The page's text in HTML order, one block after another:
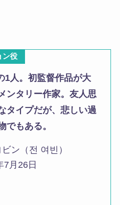
ン役
人。初監督作品が大
ンタリー作家。友人思
タイプだが、悲しい過
でもある。
ン（전 여빈）
7月26日